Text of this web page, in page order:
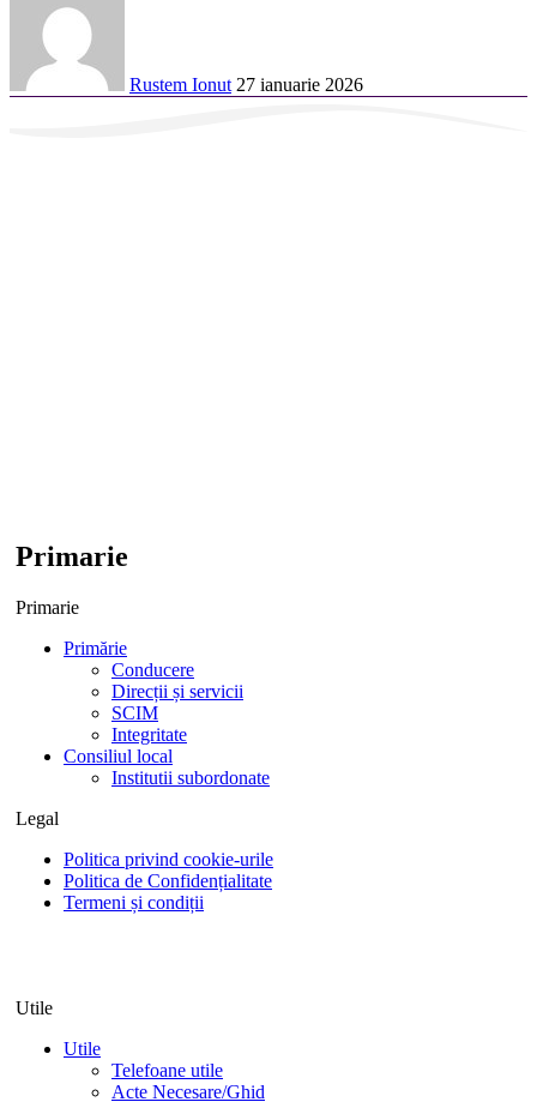
Rustem Ionut 27 ianuarie 2026
Primarie
Primarie
Primărie
Conducere
Direcții și servicii
SCIM
Integritate
Consiliul local
Institutii subordonate
Legal
Politica privind cookie-urile
Politica de Confidențialitate
Termeni și condiții
Utile
Utile
Telefoane utile
Acte Necesare/Ghid